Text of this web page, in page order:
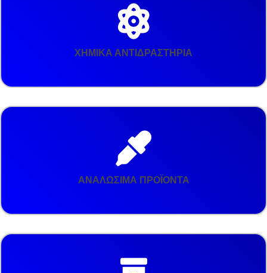
ΧΗΜΙΚΑ ΑΝΤΙΔΡΑΣΤΗΡΙΑ
ΑΝΑΛΩΣΙΜΑ ΠΡΟΪΟΝΤΑ